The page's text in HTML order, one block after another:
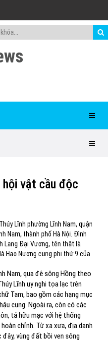
hội vật cầu độc
Lĩnh phường Lĩnh Nam, quận
Nam, thành phố Hà Nội. Đình
Lang Đại Vương, tên thật là
Hạo Nương cung phi thứ 9 của
Nam, qua đê sông Hồng theo
Lĩnh uy nghi tọa lạc trên
Tam, bao gồm các hạng mục
cung. Ngoài ra, còn có các
tả hữu mạc với hệ thống
chỉnh. Từ xa xưa, địa danh
đây, vùng đất bồi ven sông